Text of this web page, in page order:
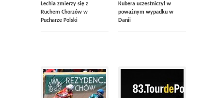
Lechia zmierzy się z
Ruchem Chorzów w
Pucharze Polski
Kubera uczestniczył w
poważnym wypadku w
Danii